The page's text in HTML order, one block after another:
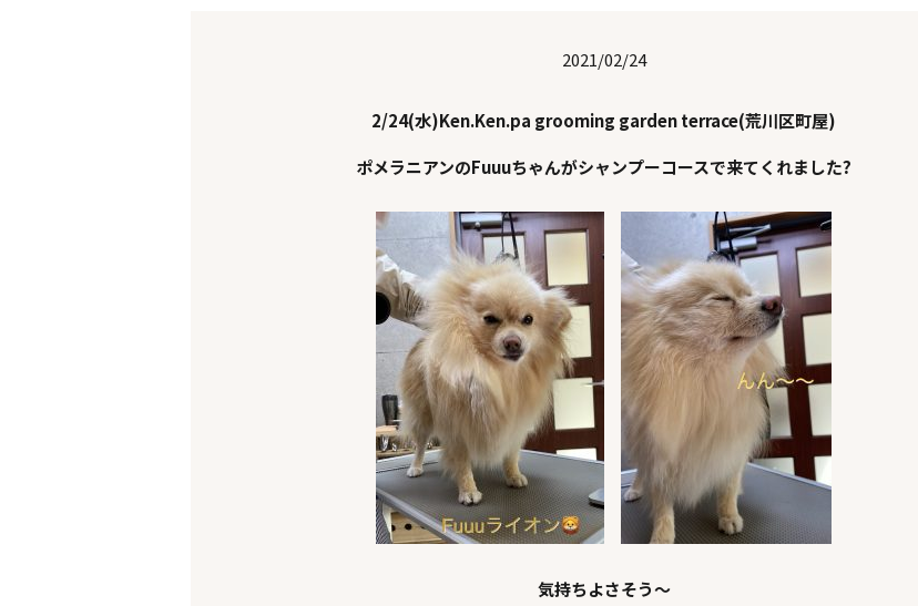
2021/02/24
2/24(水)Ken.Ken.pa grooming garden terrace(荒川区町屋)
ポメラニアンのFuuuちゃんがシャンプーコースで来てくれました?
気持ちよさそう～